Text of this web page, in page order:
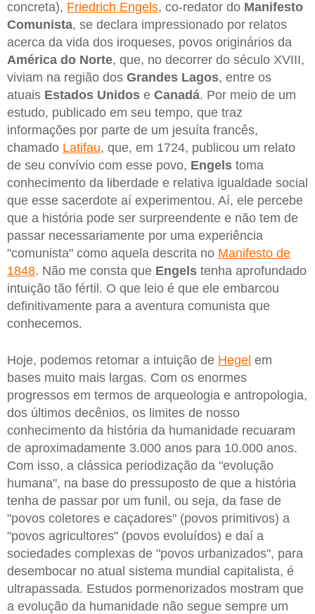
concreta), Friedrich Engels, co-redator do Manifesto
Comunista, se declara impressionado por relatos
acerca da vida dos iroqueses, povos originários da
América do Norte, que, no decorrer do século XVIII,
viviam na região dos Grandes Lagos, entre os
atuais Estados Unidos e Canadá. Por meio de um
estudo, publicado em seu tempo, que traz
informações por parte de um jesuíta francês,
chamado Latifau, que, em 1724, publicou um relato
de seu convívio com esse povo, Engels toma
conhecimento da liberdade e relativa igualdade social
que esse sacerdote aí experimentou. Aí, ele percebe
que a história pode ser surpreendente e não tem de
passar necessariamente por uma experiência
"comunista" como aquela descrita no Manifesto de
1848. Não me consta que Engels tenha aprofundado
intuição tão fértil. O que leio é que ele embarcou
definitivamente para a aventura comunista que
conhecemos.
Hoje, podemos retomar a intuição de Hegel em
bases muito mais largas. Com os enormes
progressos em termos de arqueologia e antropologia,
dos últimos decênios, os limites de nosso
conhecimento da história da humanidade recuaram
de aproximadamente 3.000 anos para 10.000 anos.
Com isso, a clássica periodização da "evolução
humana", na base do pressuposto de que a história
tenha de passar por um funil, ou seja, da fase de
"povos coletores e caçadores" (povos primitivos) a
"povos agricultores" (povos evoluídos) e daí a
sociedades complexas de "povos urbanizados", para
desembocar no atual sistema mundial capitalista, é
ultrapassada. Estudos pormenorizados mostram que
a evolução da humanidade não segue sempre um